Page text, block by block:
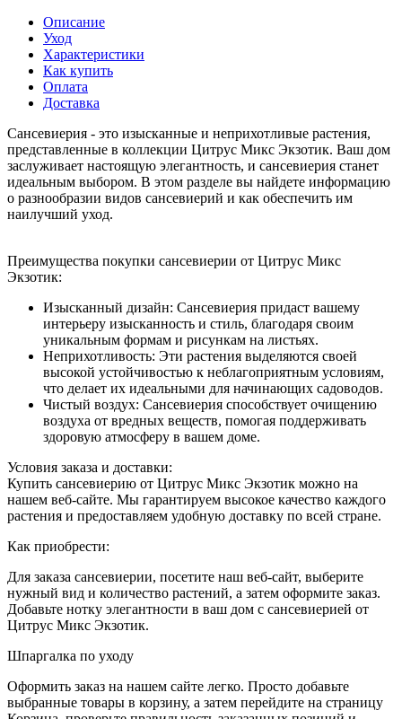
Описание
Уход
Характеристики
Как купить
Оплата
Доставка
Сансевиерия - это изысканные и неприхотливые растения,
представленные в коллекции Цитрус Микс Экзотик. Ваш дом
заслуживает настоящую элегантность, и сансевиерия станет
идеальным выбором. В этом разделе вы найдете информацию
о разнообразии видов сансевиерий и как обеспечить им
наилучший уход.
Преимущества покупки сансевиерии от Цитрус Микс
Экзотик:
Изысканный дизайн: Сансевиерия придаст вашему
интерьеру изысканность и стиль, благодаря своим
уникальным формам и рисункам на листьях.
Неприхотливость: Эти растения выделяются своей
высокой устойчивостью к неблагоприятным условиям,
что делает их идеальными для начинающих садоводов.
Чистый воздух: Сансевиерия способствует очищению
воздуха от вредных веществ, помогая поддерживать
здоровую атмосферу в вашем доме.
Условия заказа и доставки:
Купить сансевиерию от Цитрус Микс Экзотик можно на
нашем веб-сайте. Мы гарантируем высокое качество каждого
растения и предоставляем удобную доставку по всей стране.
Как приобрести:
Для заказа сансевиерии, посетите наш веб-сайт, выберите
нужный вид и количество растений, а затем оформите заказ.
Добавьте нотку элегантности в ваш дом с сансевиерией от
Цитрус Микс Экзотик.
Шпаргалка по уходу
Оформить заказ на нашем сайте легко. Просто добавьте
выбранные товары в корзину, а затем перейдите на страницу